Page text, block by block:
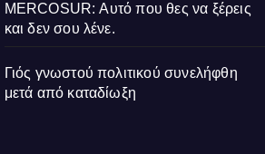
ΒΙΟΓΡΑΦΊΕΣ
Σαν σήμερα
MERCOSUR: Αυτό που θες να ξέρεις
και δεν σου λένε.
Γιός γνωστού πολιτικού συνελήφθη
μετά από καταδίωξη
ΔΙΑΚΡΊΣΕΙΣ
Ορκίστηκαν